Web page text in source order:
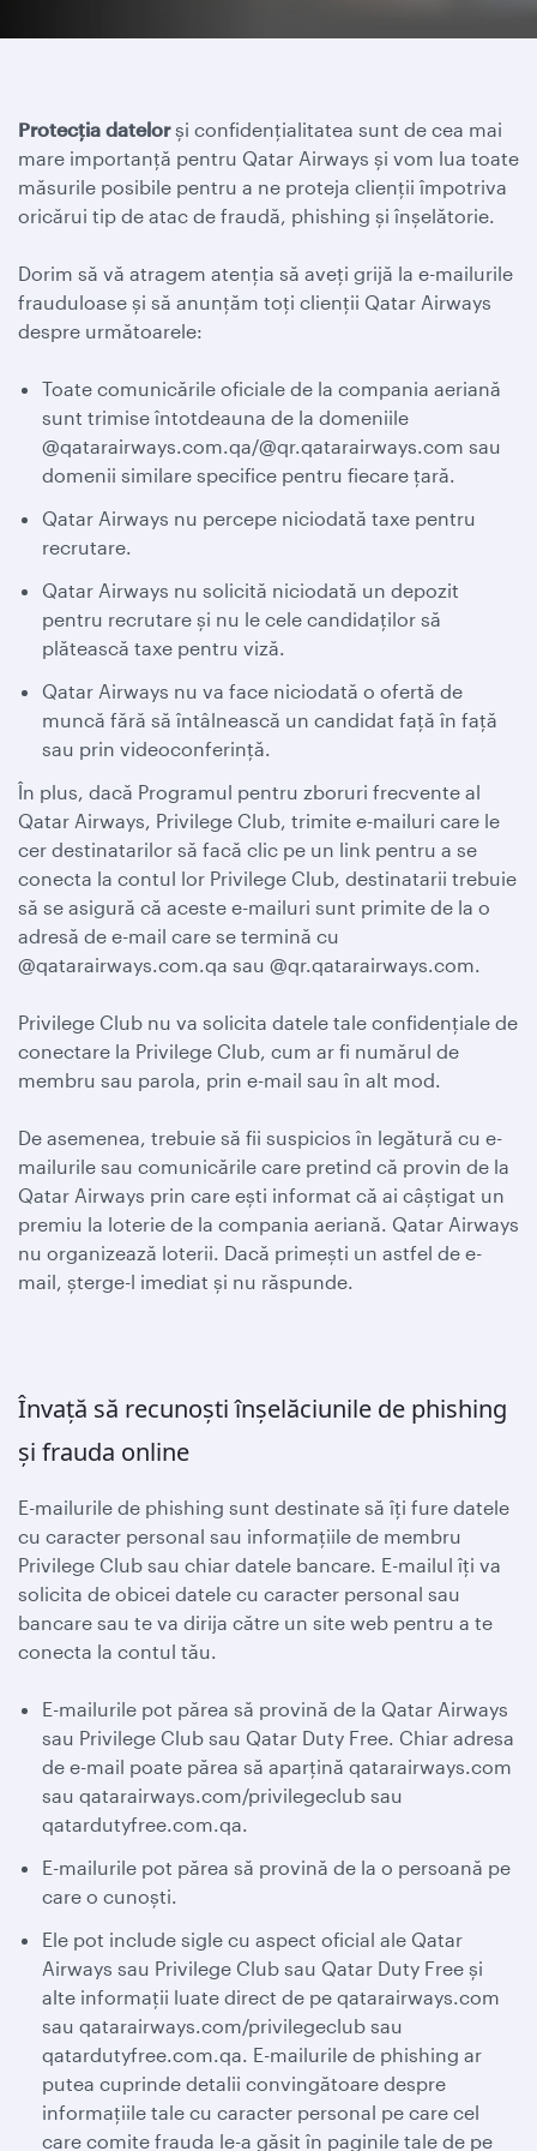
Protecția datelorși confidențialitatea sunt de cea mai
mare importanță pentru Qatar Airways și vom lua toate
măsurile posibile pentru a ne proteja clienții împotriva
oricărui tip de atac de fraudă, phishing și înșelătorie.
Dorim să vă atragem atenția să aveți grijă la e-mailurile
frauduloase și să anunțăm toți clienții Qatar Airways
despre următoarele:
Toate comunicările oficiale de la compania aeriană
sunt trimise întotdeauna de la domeniile
@qatarairways.com.qa/@qr.qatarairways.com sau
domenii similare specifice pentru fiecare țară.
Qatar Airways nu percepe niciodată taxe pentru
recrutare.
Qatar Airways nu solicită niciodată un depozit
pentru recrutare și nu le cele candidaților să
plătească taxe pentru viză.
Qatar Airways nu va face niciodată o ofertă de
muncă fără să întâlnească un candidat față în față
sau prin videoconferință.
În plus, dacă Programul pentru zboruri frecvente al
Qatar Airways, Privilege Club, trimite e-mailuri care le
cer destinatarilor să facă clic pe un link pentru a se
conecta la contul lor Privilege Club, destinatarii trebuie
să se asigură că aceste e-mailuri sunt primite de la o
adresă de e-mail care se termină cu
@qatarairways.com.qa sau @qr.qatarairways.com.
Privilege Club nu va solicita datele tale confidențiale de
conectare la Privilege Club, cum ar fi numărul de
membru sau parola, prin e-mail sau în alt mod.
De asemenea, trebuie să fii suspicios în legătură cu e-
mailurile sau comunicările care pretind că provin de la
Qatar Airways prin care ești informat că ai câștigat un
premiu la loterie de la compania aeriană. Qatar Airways
nu organizează loterii. Dacă primești un astfel de e-
mail, șterge-l imediat și nu răspunde.
Învață să recunoști înșelăciunile de phishing
și frauda online
E-mailurile de phishing sunt destinate să îți fure datele
cu caracter personal sau informațiile de membru
Privilege Club sau chiar datele bancare. E-mailul îți va
solicita de obicei datele cu caracter personal sau
bancare sau te va dirija către un site web pentru a te
conecta la contul tău.
E-mailurile pot părea să provină de la Qatar Airways
sau Privilege Club sau Qatar Duty Free. Chiar adresa
de e-mail poate părea să aparțină qatarairways.com
sau qatarairways.com/privilegeclub sau
qatardutyfree.com.qa.
E-mailurile pot părea să provină de la o persoană pe
care o cunoști.
Ele pot include sigle cu aspect oficial ale Qatar
Airways sau Privilege Club sau Qatar Duty Free și
alte informații luate direct de pe qatarairways.com
sau qatarairways.com/privilegeclub sau
qatardutyfree.com.qa. E-mailurile de phishing ar
putea cuprinde detalii convingătoare despre
informațiile tale cu caracter personal pe care cel
care comite frauda le-a găsit în paginile tale de pe